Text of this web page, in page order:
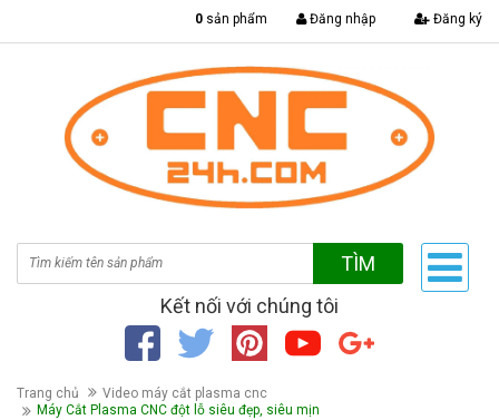
0 sản phẩm Đăng nhập Đăng ký
TÌM
Kết nối với chúng tôi
Trang chủ
Video máy cắt plasma cnc
Máy Cắt Plasma CNC đột lỗ siêu đẹp, siêu mịn